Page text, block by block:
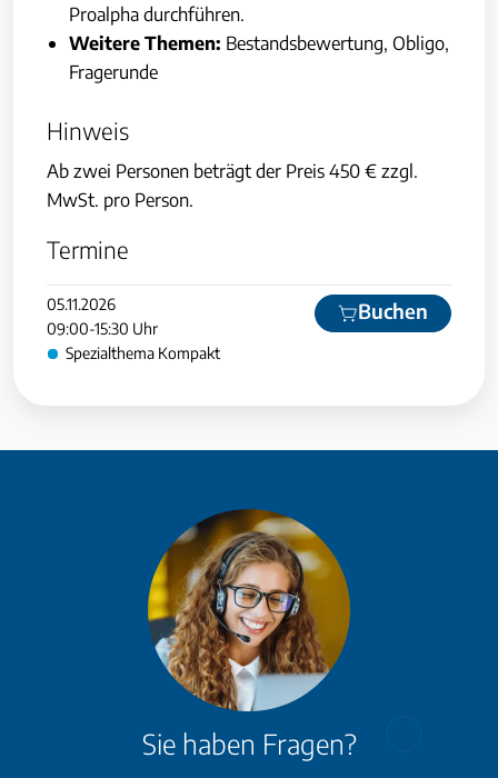
Proalpha durchführen.
Weitere Themen: Bestandsbewertung, Obligo,
Fragerunde
Hinweis
Ab zwei Personen beträgt der Preis 450 € zzgl.
MwSt. pro Person.
Termine
05.11.2026
09:00-15:30 Uhr
Spezialthema Kompakt
Buchen
Sie haben Fragen?